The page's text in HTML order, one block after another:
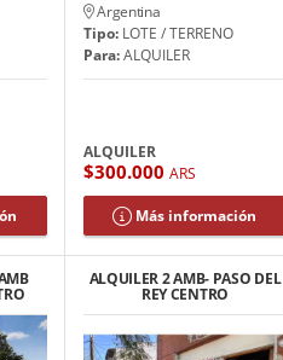
Argentina
Tipo:LOTE / TERRENO
Para:ALQUILER
ALQUILER
$300.000 ARS
Más información
ALQUILER 2 AMB- PASO DEL
REY CENTRO